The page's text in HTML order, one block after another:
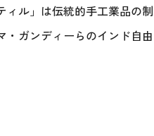
ィル」は伝統的手工業品の制
ガンディーらのインド自由